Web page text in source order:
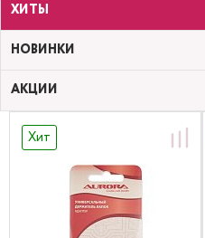
ХИТЫ
НОВИНКИ
АКЦИИ
Хит